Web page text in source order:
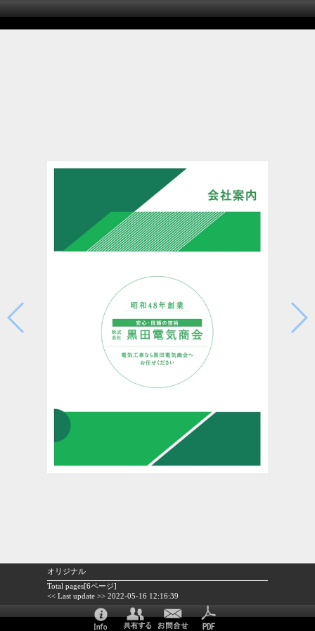
オリジナル
Total pages[6ページ]
<< Last update >> 2022-05-16 12:16:39